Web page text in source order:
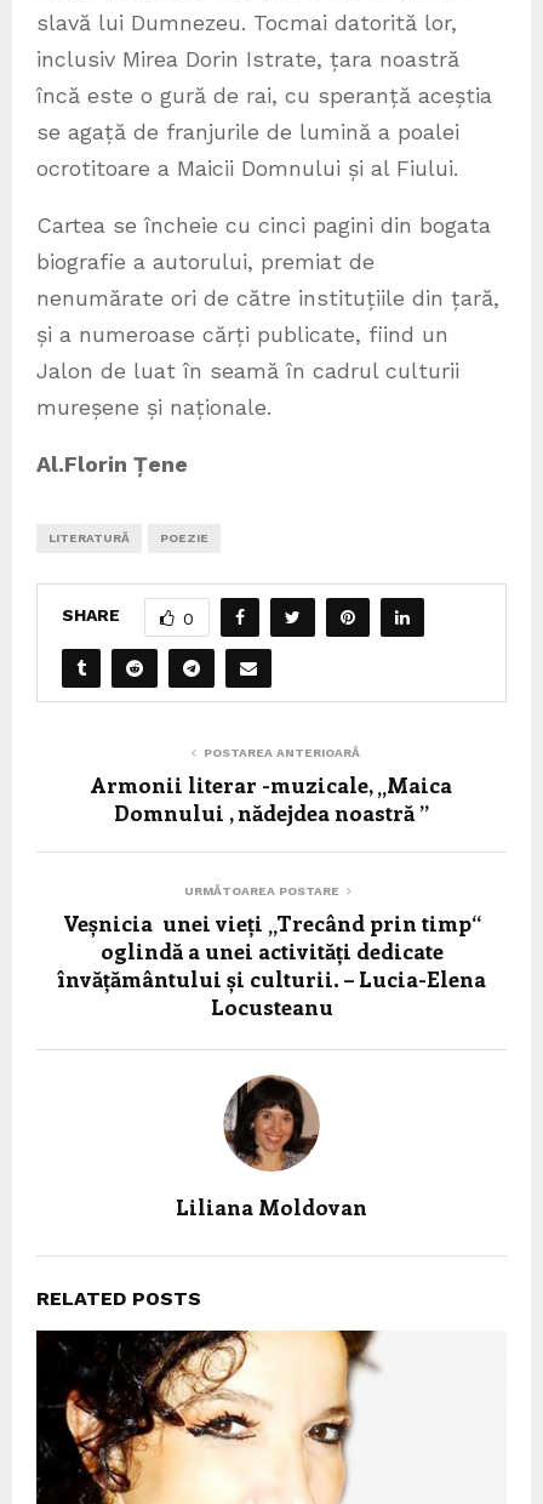
slavă lui Dumnezeu. Tocmai datorită lor,
inclusiv Mirea Dorin Istrate, țara noastră
încă este o gură de rai, cu speranță aceștia
se agață de franjurile de lumină a poalei
ocrotitoare a Maicii Domnului și al Fiului.
Cartea se încheie cu cinci pagini din bogata
biografie a autorului, premiat de
nenumărate ori de către instituțiile din țară,
și a numeroase cărți publicate, fiind un
Jalon de luat în seamă în cadrul culturii
mureșene și naționale.
Al.Florin Țene
LITERATURĂ POEZIE
SHARE 0
POSTAREA ANTERIOARĂ
Armonii literar -muzicale, „Maica
Domnului , nădejdea noastră ’’
URMĂTOAREA POSTARE
Veșnicia unei vieți „Trecând prin timp“
oglindă a unei activități dedicate
învățământului și culturii. – Lucia-Elena
Locusteanu
Liliana Moldovan
RELATED POSTS